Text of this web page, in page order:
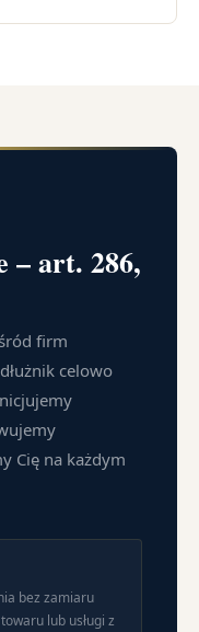
– art. 286,
firm
celowo
Cię na każdym
bez zamiaru
lub usługi z